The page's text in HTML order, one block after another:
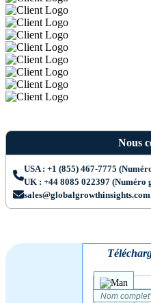
Nous
USA : +1 (855) 467-7775
UK : +44 8085 022397 (Numéro
sales@globalgrowthinsights.com